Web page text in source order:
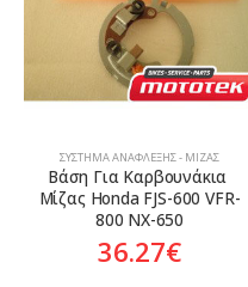
ΣΎΣΤΗΜΑ ΑΝΆΦΛΕΞΗΣ - ΜΊΖΑΣ
Βάση Για Καρβουνάκια
Μίζας Honda FJS-600 VFR-
800 NX-650
36.27€